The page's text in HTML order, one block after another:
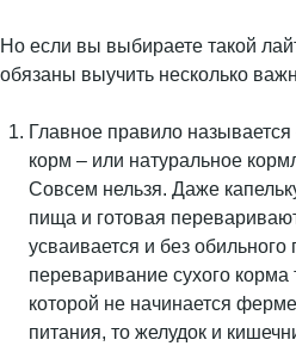
Но если вы выбираете такой
обязаны выучить несколько
Главное правило
корм – или натуральное
Совсем нельзя. Даже
пища и готовая
усваивается и без обильного
переваривание сухого корма
которой не начинается
питания, то желудок и